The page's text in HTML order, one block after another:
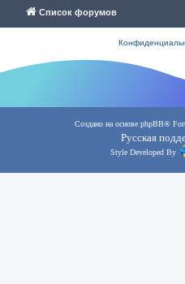
Список форумов
Создано на основе phpBB®
Русская
Style Developed By